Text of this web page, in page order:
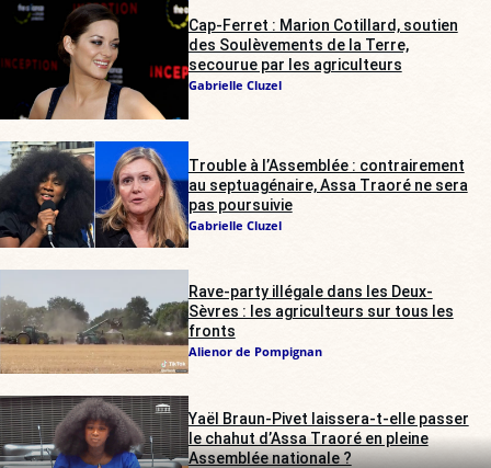
Cap-Ferret : Marion Cotillard, soutien
des Soulèvements de la Terre,
secourue par les agriculteurs
Gabrielle Cluzel
Trouble à l’Assemblée : contrairement
au septuagénaire, Assa Traoré ne sera
pas poursuivie
Gabrielle Cluzel
Rave-party illégale dans les Deux-
Sèvres : les agriculteurs sur tous les
fronts
Alienor de Pompignan
Yaël Braun-Pivet laissera-t-elle passer
le chahut d’Assa Traoré en pleine
Assemblée nationale ?